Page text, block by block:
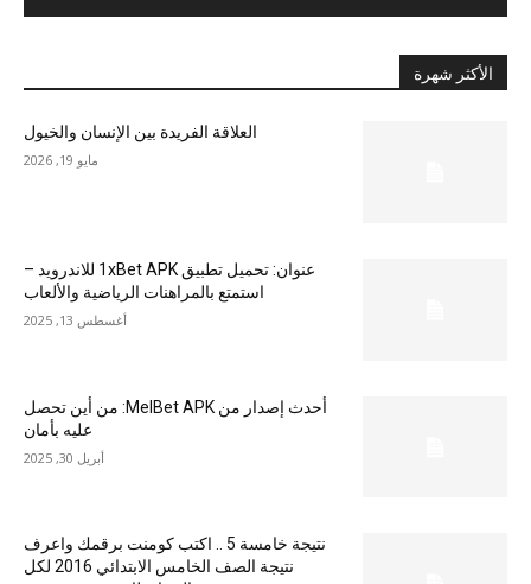
الأكثر شهرة
العلاقة الفريدة بين الإنسان والخيول
مايو 19, 2026
عنوان: تحميل تطبيق 1xBet APK للاندرويد –
استمتع بالمراهنات الرياضية والألعاب
أغسطس 13, 2025
أحدث إصدار من MelBet APK: من أين تحصل
عليه بأمان
أبريل 30, 2025
نتيجة خامسة 5 .. اكتب كومنت برقمك واعرف
نتيجة الصف الخامس الابتدائي 2016 لكل